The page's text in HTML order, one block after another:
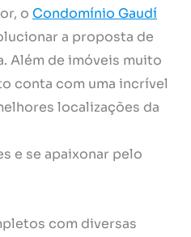
o Condomínio Gaudí
a proposta de
Além de imóveis muito
conta com uma incrível
localizações da
e se apaixonar pelo
com diversas